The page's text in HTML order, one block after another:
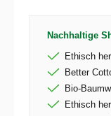
Nachhaltige
Ethisch
Better
Bio-
Ethisch